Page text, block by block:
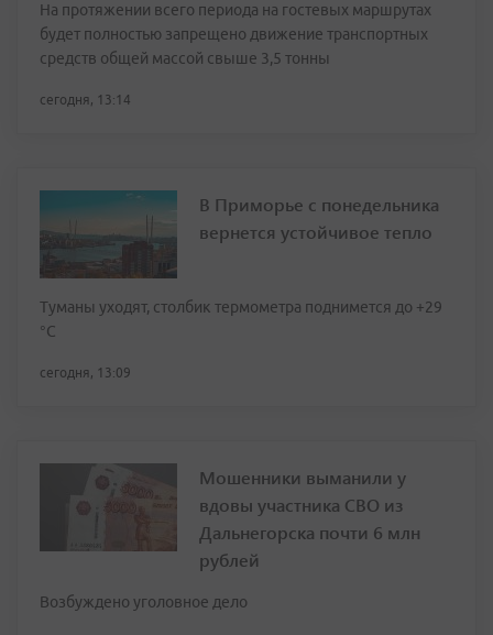
На протяжении всего периода на гостевых маршрутах
будет полностью запрещено движение транспортных
средств общей массой свыше 3,5 тонны
сегодня, 13:14
В Приморье с понедельника
вернется устойчивое тепло
Туманы уходят, столбик термометра поднимется до +29
°С
сегодня, 13:09
Мошенники выманили у
вдовы участника СВО из
Дальнегорска почти 6 млн
рублей
Возбуждено уголовное дело